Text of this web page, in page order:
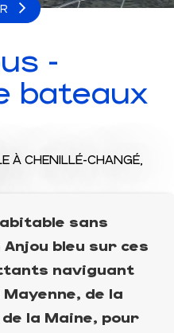
-
bateaux
À CHENILLÉ-CHANGÉ,
sans
bleu sur ces
naviguant
de la
la Maine, pour